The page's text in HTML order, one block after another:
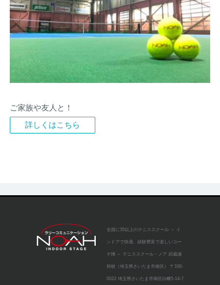
ご家族や友人と！
詳しくはこちら
全国に35以上のテニススクール ～ イ
ンドアで快適、経験豊富で楽しいコー
チ陣 ～ テニススクール・ノア 武蔵浦
和校（埼玉県さいたま市南区） 〒336-
0022 埼玉県さいたま市南区白幡5-14-7